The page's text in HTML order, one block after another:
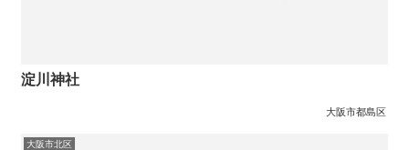
淀川神社
大阪市都島区
大阪市北区